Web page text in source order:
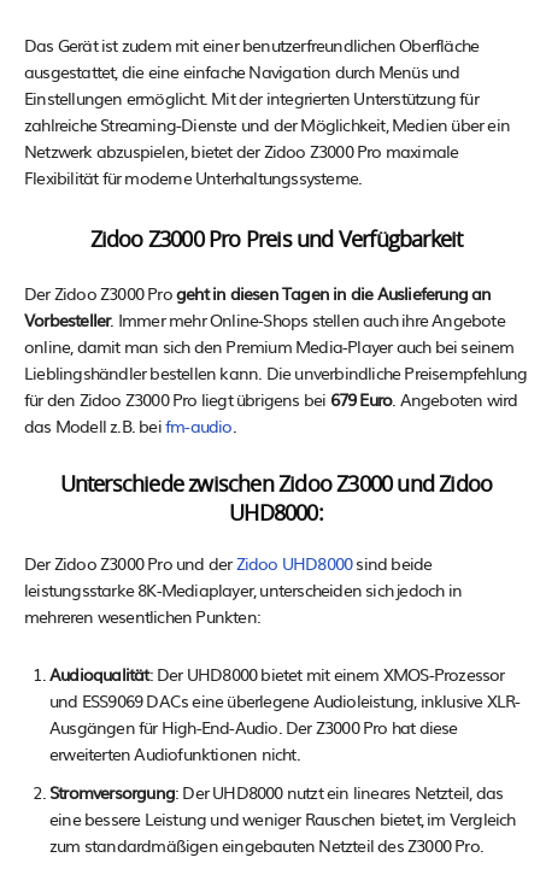
Das Gerät ist zudem mit einer benutzerfreundlichen Oberfläche
ausgestattet, die eine einfache Navigation durch Menüs und
Einstellungen ermöglicht. Mit der integrierten Unterstützung für
zahlreiche Streaming-Dienste und der Möglichkeit, Medien über ein
Netzwerk abzuspielen, bietet der Zidoo Z3000 Pro maximale
Flexibilität für moderne Unterhaltungssysteme.
Zidoo Z3000 Pro Preis und Verfügbarkeit
Der Zidoo Z3000 Progeht in diesen Tagen in die Auslieferung an
Vorbesteller. Immer mehr Online-Shops stellen auch ihre Angebote
online, damit man sich den Premium Media-Player auch bei seinem
Lieblingshändler bestellen kann. Die unverbindliche Preisempfehlung
für den Zidoo Z3000 Pro liegt übrigens bei 679 Euro. Angeboten wird
das Modell z.B. beifm-audio
Unterschiede zwischen Zidoo Z3000 und Zidoo
UHD8000:
Der Zidoo Z3000 Pro und derZidoo UHD8000sind beide
leistungsstarke 8K-Mediaplayer, unterscheiden sich jedoch in
mehreren wesentlichen Punkten:
Audioqualität: Der UHD8000 bietet mit einem XMOS-Prozessor
und ESS9069 DACs eine überlegene Audioleistung, inklusive XLR-
Ausgängen für High-End-Audio. Der Z3000 Pro hat diese
erweiterten Audiofunktionen nicht.
Stromversorgung: Der UHD8000 nutzt ein lineares Netzteil, das
eine bessere Leistung und weniger Rauschen bietet, im Vergleich
zum standardmäßigen eingebauten Netzteil des Z3000 Pro.